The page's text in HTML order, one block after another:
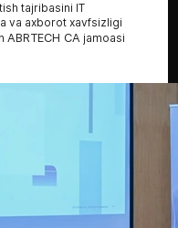
tajribasini IT
va axborot xavfsizligi
ABRTECH CA jamoasi